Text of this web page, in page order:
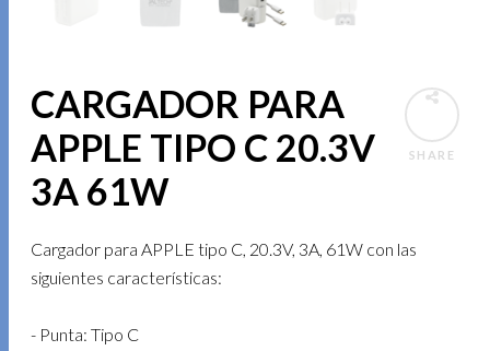
SHARE
CARGADOR PARA
APPLE TIPO C 20.3V
3A 61W
Cargador para APPLE tipo C, 20.3V, 3A, 61W con las
siguientes características:
- Punta: Tipo C